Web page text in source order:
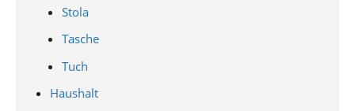
Stola
Tasche
Tuch
Haushalt